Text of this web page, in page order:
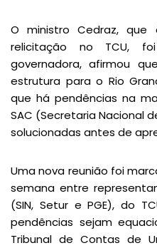
O ministro Cedraz,
relicitação no TCU,
governadora, afirmou
estrutura para o Rio
que há pendências na
SAC (Secretaria Nacional
solucionadas antes de
Uma nova reunião foi
semana entre
(SIN, Setur e PGE), do
pendências sejam
Tribunal de Contas de